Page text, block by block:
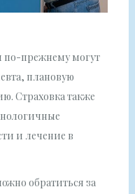
по-прежнему могут
плановую
Страховка также
и лечение в
обратиться за